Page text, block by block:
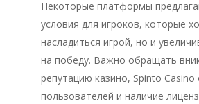
Некоторые платформы
условия для игроков, которые
насладиться игрой, но и
на победу. Важно обращать
репутацию казино, Spinto
пользователей и наличие